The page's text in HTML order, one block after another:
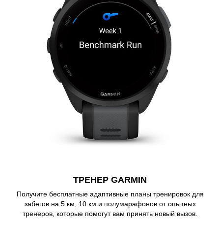
ТРЕНЕР GARMIN
Получите бесплатные адаптивные планы тренировок для
забегов на 5 км, 10 км и полумарафонов от опытных
тренеров, которые помогут вам принять новый вызов.